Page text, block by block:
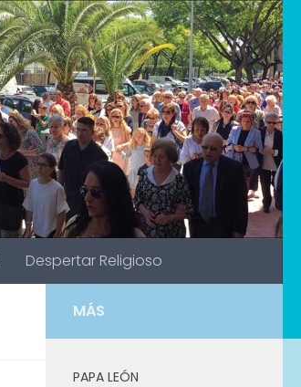
Despertar Religioso
MÁS
PAPA LEÓN